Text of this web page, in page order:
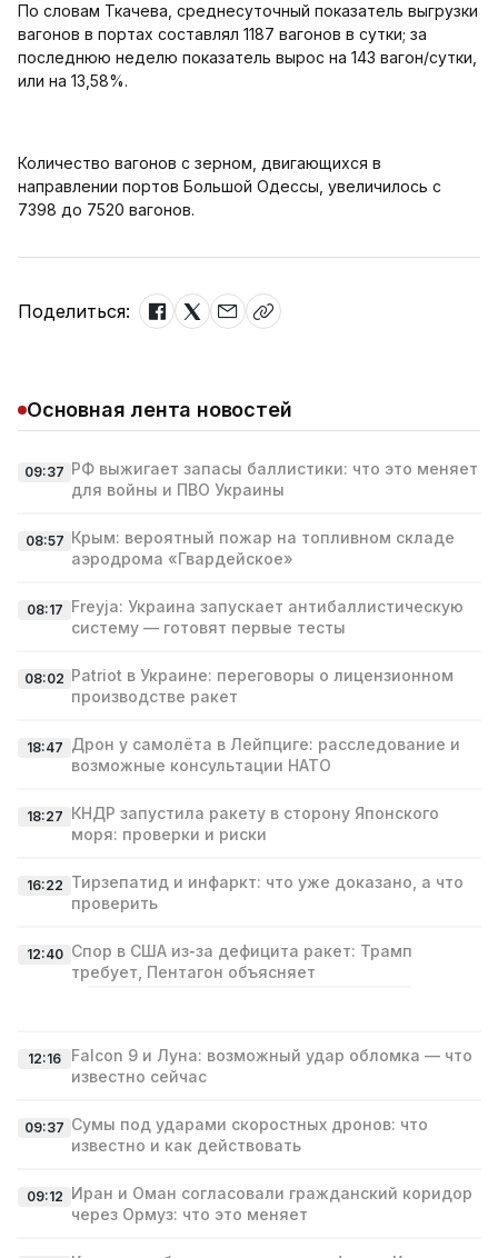
По словам Ткачева, среднесуточный показатель выгрузки
вагонов в портах составлял 1187 вагонов в сутки; за
последнюю неделю показатель вырос на 143 вагон/сутки,
или на 13,58%.
Количество вагонов с зерном, двигающихся в
направлении портов Большой Одессы, увеличилось с
7398 до 7520 вагонов.
Поделиться:
Основная лента новостей
09:37 РФ выжигает запасы баллистики: что это меняет
для войны и ПВО Украины
08:57 Крым: вероятный пожар на топливном складе
аэродрома «Гвардейское»
08:17 Freyja: Украина запускает антибаллистическую
систему — готовят первые тесты
08:02 Patriot в Украине: переговоры о лицензионном
производстве ракет
18:47 Дрон у самолёта в Лейпциге: расследование и
возможные консультации НАТО
18:27 КНДР запустила ракету в сторону Японского
моря: проверки и риски
16:22 Тирзепатид и инфаркт: что уже доказано, а что
проверить
12:40 Спор в США из‑за дефицита ракет: Трамп
требует, Пентагон объясняет
12:16
Falcon 9 и Луна: возможный удар обломка — что
известно сейчас
09:37 Сумы под ударами скоростных дронов: что
известно и как действовать
09:12 Иран и Оман согласовали гражданский коридор
через Ормуз: что это меняет